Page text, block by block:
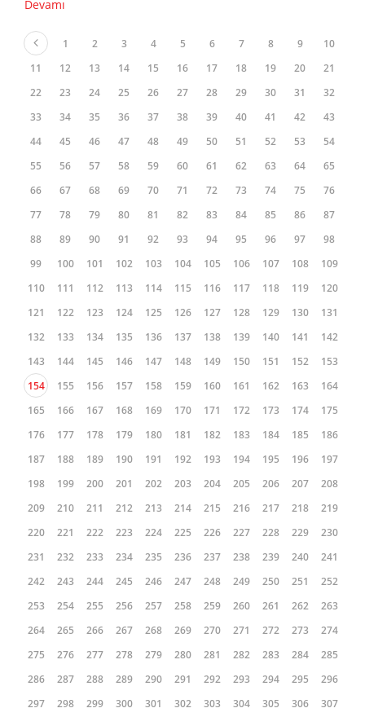
Devamı
1 2 3 4 5 6 7 8 9
10
11
12 13 14 15 16 17 18 19 20
21
22
23 24 25 26 27 28 29 30 31
32
33
34 35 36 37 38 39 40 41 42
43
44
45 46 47 48 49 50 51 52 53
54
55
56 57 58 59 60 61 62 63 64
65
66
67 68 69 70 71 72 73 74 75
76
77
78 79 80 81 82 83 84 85 86
87
88
89 90 91 92 93 94 95 96 97
98
99
100 101 102 103 104 105 106 107 108
109
110
111 112 113 114 115 116 117 118 119
120
121
122 123 124 125 126 127 128 129 130
131
132
133 134 135 136 137 138 139 140 141
142
143
144 145 146 147 148 149 150 151 152
153
154
155 156 157 158 159 160 161 162 163
164
165
166 167 168 169 170 171 172 173 174
175
176
177 178 179 180 181 182 183 184 185
186
187
188 189 190 191 192 193 194 195 196
197
198
199 200 201 202 203 204 205 206 207
208
209
210 211 212 213 214 215 216 217 218
219
220
221 222 223 224 225 226 227 228 229
230
231
232 233 234 235 236 237 238 239 240
241
242
243 244 245 246 247 248 249 250 251
252
253
254 255 256 257 258 259 260 261 262
263
264
265 266 267 268 269 270 271 272 273
274
275
276 277 278 279 280 281 282 283 284
285
286
287 288 289 290 291 292 293 294 295
296
297
298 299 300 301 302 303 304 305 306
307